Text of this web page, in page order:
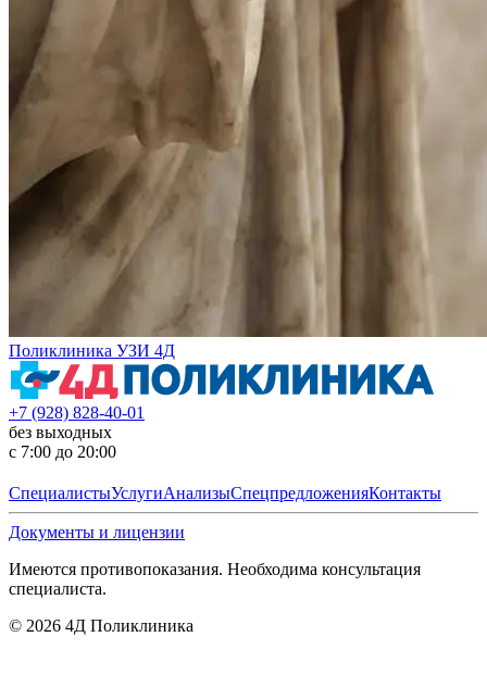
Поликлиника УЗИ 4Д
+7 (928) 828-40-01
без выходных
с 7:00 до 20:00
СпециалистыУслугиАнализыСпецпредложенияКонтакты
Документы и лицензии
Имеются противопоказания. Необходима консультация
специалиста.
© 2026 4Д Поликлиника